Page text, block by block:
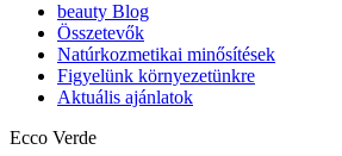
beauty Blog
Összetevők
Natúrkozmetikai minősítések
Figyelünk környezetünkre
Aktuális ajánlatok
Ecco Verde